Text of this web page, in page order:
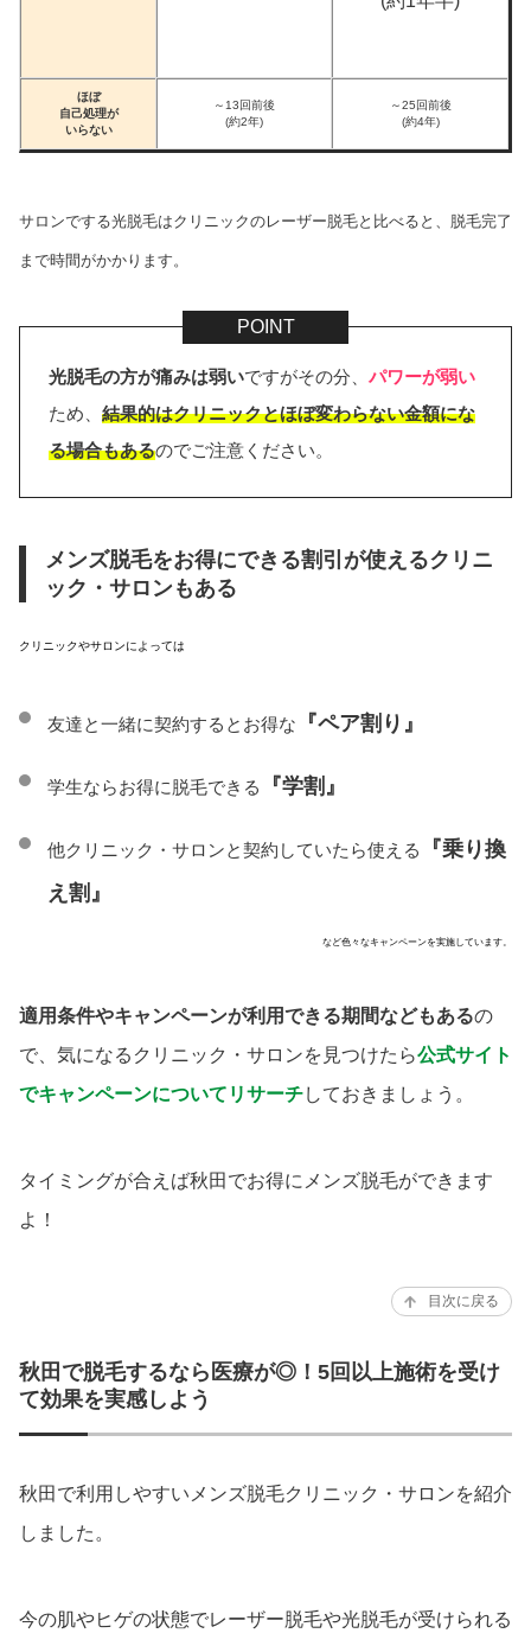
ほぼ
自己処理が
いらない
～13回前後
(約2年)
～25回前後
(約4年)
サロンでする光脱毛はクリニックのレーザー脱毛と比べると、脱毛完了
まで時間がかかります。
光脱毛の方が痛みは弱いですがその分、 パワーが弱い
ため、 結果的はクリニックとほぼ変わらない金額にな
る場合もあるのでご注意ください。
メンズ脱毛をお得にできる割引が使えるクリニ
ック・サロンもある
クリニックやサロンによっては
友達と一緒に契約するとお得な 『ペア割り』
学生ならお得に脱毛できる 『学割』
他クリニック・サロンと契約していたら使える
『乗り換
え割』
など色々なキャンペーンを実施しています。
適用条件やキャンペーンが利用できる期間などもあるの
で、気になるクリニック・サロンを見つけたら公式サイト
でキャンペーンについてリサーチしておきましょう。
タイミングが合えば秋田でお得にメンズ脱毛ができます
よ！
目次に戻る
秋田で脱毛するなら医療が◎！5回以上施術を受け
て効果を実感しよう
秋田で利用しやすいメンズ脱毛クリニック・サロンを紹介
しました。
今の肌やヒゲの状態でレーザー脱毛や光脱毛が受けられる